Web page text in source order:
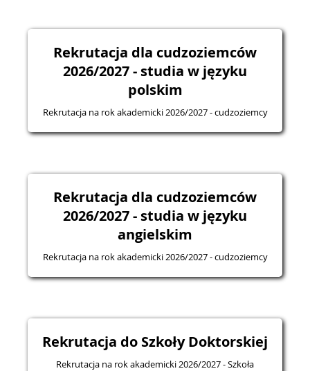
Rekrutacja dla cudzoziemców
2026/2027 - studia w języku
polskim
Rekrutacja na rok akademicki 2026/2027 - cudzoziemcy
Rekrutacja dla cudzoziemców
2026/2027 - studia w języku
angielskim
Rekrutacja na rok akademicki 2026/2027 - cudzoziemcy
Rekrutacja do Szkoły Doktorskiej
Rekrutacja na rok akademicki 2026/2027 - Szkoła